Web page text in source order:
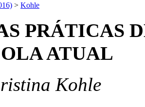
> Kohle
PRÁTICAS
ATUAL
Kohle